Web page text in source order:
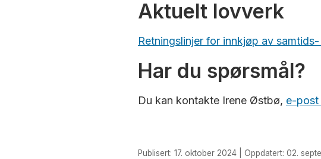
Aktuelt lovverk
Retningslinjer for innkjøp av
Har du spørsmål?
Du kan kontakte Irene Østbø, e-post
Publisert: 17. oktober 2024 | Oppdatert: 02.